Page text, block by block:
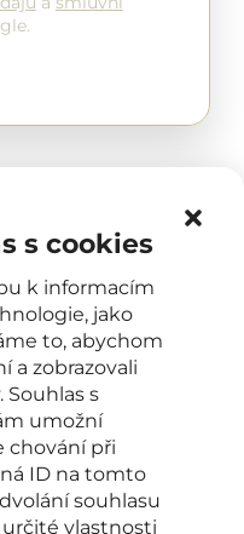
s cookies
k informacím
jako
to, abychom
a zobrazovali
Souhlas s
umožní
chování při
ID na tomto
souhlasu
vlastnosti
hodin